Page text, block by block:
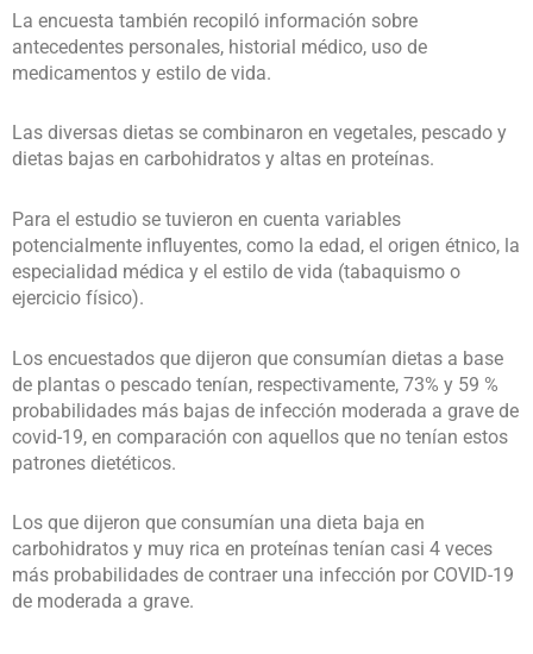
La encuesta también recopiló información sobre
antecedentes personales, historial médico, uso de
medicamentos y estilo de vida.
Las diversas dietas se combinaron en vegetales, pescado y
dietas bajas en carbohidratos y altas en proteínas.
Para el estudio se tuvieron en cuenta variables
potencialmente influyentes, como la edad, el origen étnico, la
especialidad médica y el estilo de vida (tabaquismo o
ejercicio físico).
Los encuestados que dijeron que consumían dietas a base
de plantas o pescado tenían, respectivamente, 73% y 59 %
probabilidades más bajas de infección moderada a grave de
covid-19, en comparación con aquellos que no tenían estos
patrones dietéticos.
Los que dijeron que consumían una dieta baja en
carbohidratos y muy rica en proteínas tenían casi 4 veces
más probabilidades de contraer una infección por COVID-19
de moderada a grave.